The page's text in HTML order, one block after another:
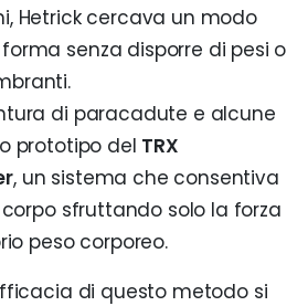
Hetrick cercava un modo
senza disporre di pesi o
di paracadute e alcune
prototipo del TRX
, un sistema che consentiva
sfruttando solo la forza
peso corporeo.
di questo metodo si